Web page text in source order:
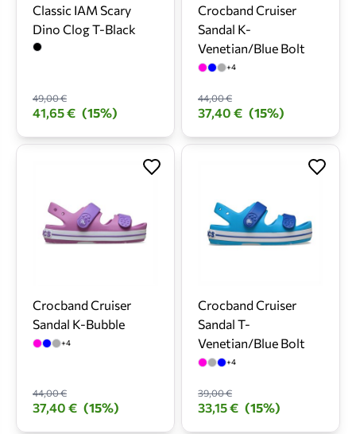
Classic IAM Scary
Dino Clog T-Black
49,00 €
41,65 € (15%)
Crocband Cruiser
Sandal K-
Venetian/Blue Bolt
+4
44,00 €
37,40 € (15%)
Crocband Cruiser
Sandal K-Bubble
+4
44,00 €
37,40 € (15%)
Crocband Cruiser
Sandal T-
Venetian/Blue Bolt
+4
39,00 €
33,15 € (15%)